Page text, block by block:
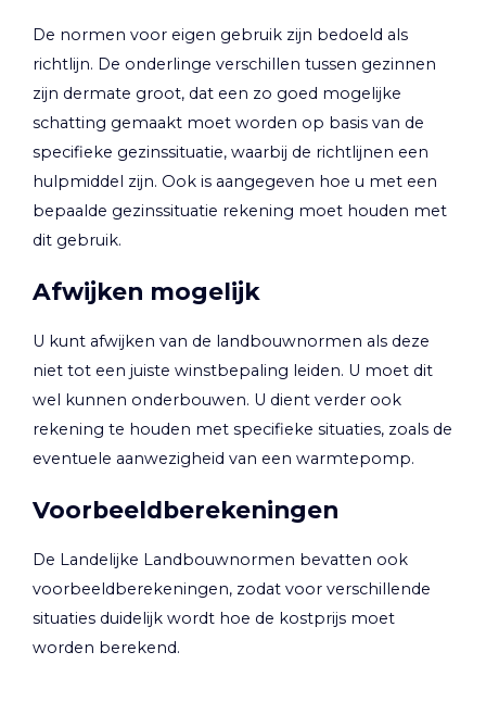
De normen voor eigen gebruik zijn bedoeld als
richtlijn. De onderlinge verschillen tussen gezinnen
zijn dermate groot, dat een zo goed mogelijke
schatting gemaakt moet worden op basis van de
specifieke gezinssituatie, waarbij de richtlijnen een
hulpmiddel zijn. Ook is aangegeven hoe u met een
bepaalde gezinssituatie rekening moet houden met
dit gebruik.
Afwijken mogelijk
U kunt afwijken van de landbouwnormen als deze
niet tot een juiste winstbepaling leiden. U moet dit
wel kunnen onderbouwen. U dient verder ook
rekening te houden met specifieke situaties, zoals de
eventuele aanwezigheid van een warmtepomp.
Voorbeeldberekeningen
De Landelijke Landbouwnormen bevatten ook
voorbeeldberekeningen, zodat voor verschillende
situaties duidelijk wordt hoe de kostprijs moet
worden berekend.